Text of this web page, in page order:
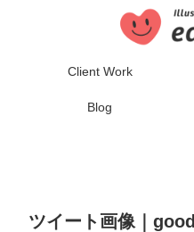
Client Work
Blog
ツイート画像｜